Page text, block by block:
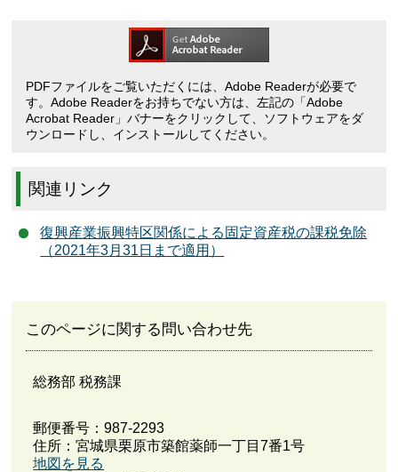
PDFファイルをご覧いただくには、Adobe Readerが必要で
す。Adobe Readerをお持ちでない方は、左記の「Adobe
Acrobat Reader」バナーをクリックして、ソフトウェアをダ
ウンロードし、インストールしてください。
関連リンク
復興産業振興特区関係による固定資産税の課税免除
（2021年3月31日まで適用）
このページに関する問い合わせ先
総務部 税務課
郵便番号：987-2293
住所：宮城県栗原市築館薬師一丁目7番1号
地図を見る